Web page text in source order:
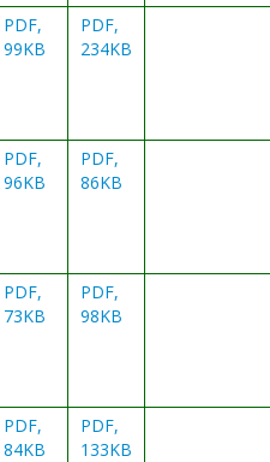
PDF,
99KB
PDF,
234KB
PDF,
96KB
PDF,
86KB
PDF,
73KB
PDF,
98KB
PDF,
84KB
PDF,
133KB